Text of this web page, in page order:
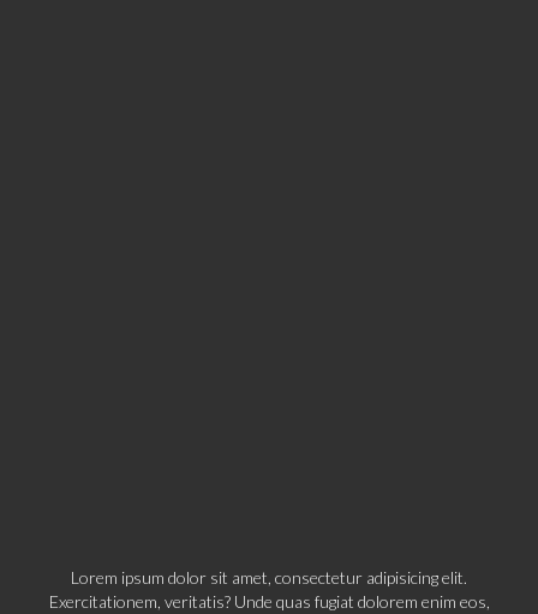
Lorem ipsum dolor sit amet, consectetur adipisicing elit.
Exercitationem, veritatis? Unde quas fugiat dolorem enim eos,